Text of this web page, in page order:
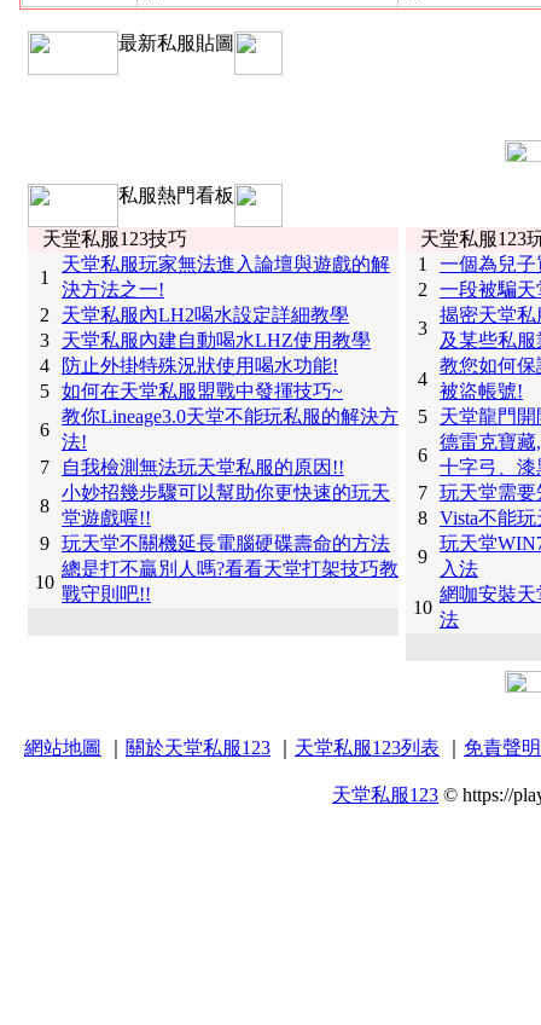
最新私服貼圖
私服熱門看板
天堂私服123技巧
1
天堂私服玩家無法進入論壇與遊戲的解
決方法之一!
2
天堂私服內LH2喝水設定詳細教學
3
天堂私服內建自動喝水LHZ使用教學
4
防止外掛特殊況狀使用喝水功能!
5 如何在天堂私服盟戰中發揮技巧~
6
教你Lineage3.0天堂不能玩私服的解決方
法!
7
自我檢測無法玩天堂私服的原因!!
8
小妙招幾步驟可以幫助你更快速的玩天
堂遊戲喔!!
9 玩天堂不關機延長電腦硬碟壽命的方法
10
總是打不贏別人嗎?看看天堂打架技巧教
戰守則吧!!
天堂私服123
1
一個為兒
2
一段被騙
3
揭密天堂
及某些私
4
教您如何
被盜帳號!
5
天堂龍門
6
德雷克寶
十字弓、
7 玩天堂需
8 Vista不能
9
玩天堂
入法
10
網咖安裝
法
網站地圖 關於天堂私服123 天堂私服123列表 免責聲明
天堂私服123 © https://